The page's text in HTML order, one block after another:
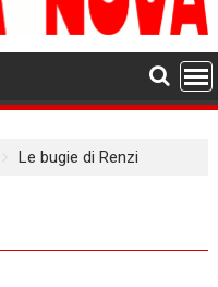
Le bugie di Renzi